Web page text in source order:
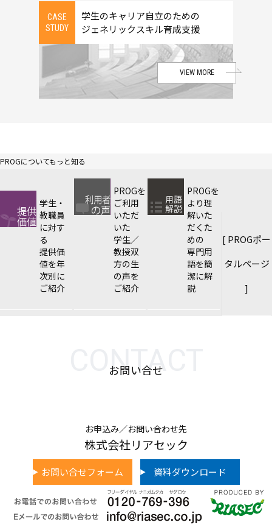
CASE
STUDY
学生のキャリア自立のための
ジェネリックスキル育成支援
VIEW MORE
PROGについてもっと知る
学生・
教職員
に対す
る
提供価
値を年
次別に
ご紹介
PROGを
ご利用
いただ
いた
学生／
教授双
方の生
の声を
ご紹介
PROGを
より理
解いた
だくた
めの
専門用
語を簡
潔に解
説
[ PROGポー
タルページ
]
CONTACT
お問い合せ
お申込み／お問い合わせ先
株式会社リアセック
お問い合せフォーム 資料ダウンロード